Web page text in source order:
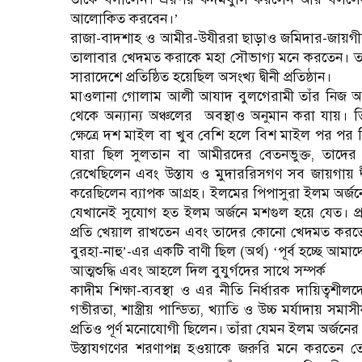
আলোকিত করবেন।’
রাজা-বাদশাহ ও আমীর-উযীররা ছাড়াও জমিদার-
তালাবার খেদমত করাকে মহা সৌভাগ্য মনে করতেন।
সারাদেশে প্রতিষ্ঠিত হয়েছিল অসংখ্য দ্বীনী প্রতিষ্ঠান।
মাওলানা গোলাম আলী আযাদ বুলগেরামী তাঁর নিজ
থেকে অন্যান্য অঞ্চলের
অবস্থাও অনুমান করা যায়।
ক্ষেত্রে দশ মাইল বা খুব বেশি হলে বিশ মাইল পর পর
যারা ছিল সুলতান বা আমীরদের বেতনভুক্ত, তাদের
রেখেছিলেন এবং উস্তায ও মুদাররিসগণ সব জায়গায়
করেছিলেন ব্যাপক আগ্রহ। ইলমের পিপাসুরা ইলম
যেখানেই সুযোগ হত ইলম অর্জনে মশগুল হয়ে যেত।
প্রতি খেয়াল রাখতেন এবং তাদের কোনো খেদমত
বুরহা-নাহু’-এর একটি বাণী ছিল (অর্থ) ‘পূর্ব হচ্ছে
আত্মশুদ্ধি এবং আহলে দিল বুযুর্গদের সাথে সম্পর্ক
কাদীম শিক্ষা-ব্যবস্থা ও এর নীতি নির্ধারক
গভীরতা, শাস্ত্রীয় পান্ডিত্য, খ্যাতি ও উচ্চ মর্যাদায়
প্রতিও পূর্ণ মনোযোগী ছিলেন। তাঁরা যেমন ইলম অর্জনের
উস্তাযগণের শরণাপন্ন হওয়াকে জরুরি মনে